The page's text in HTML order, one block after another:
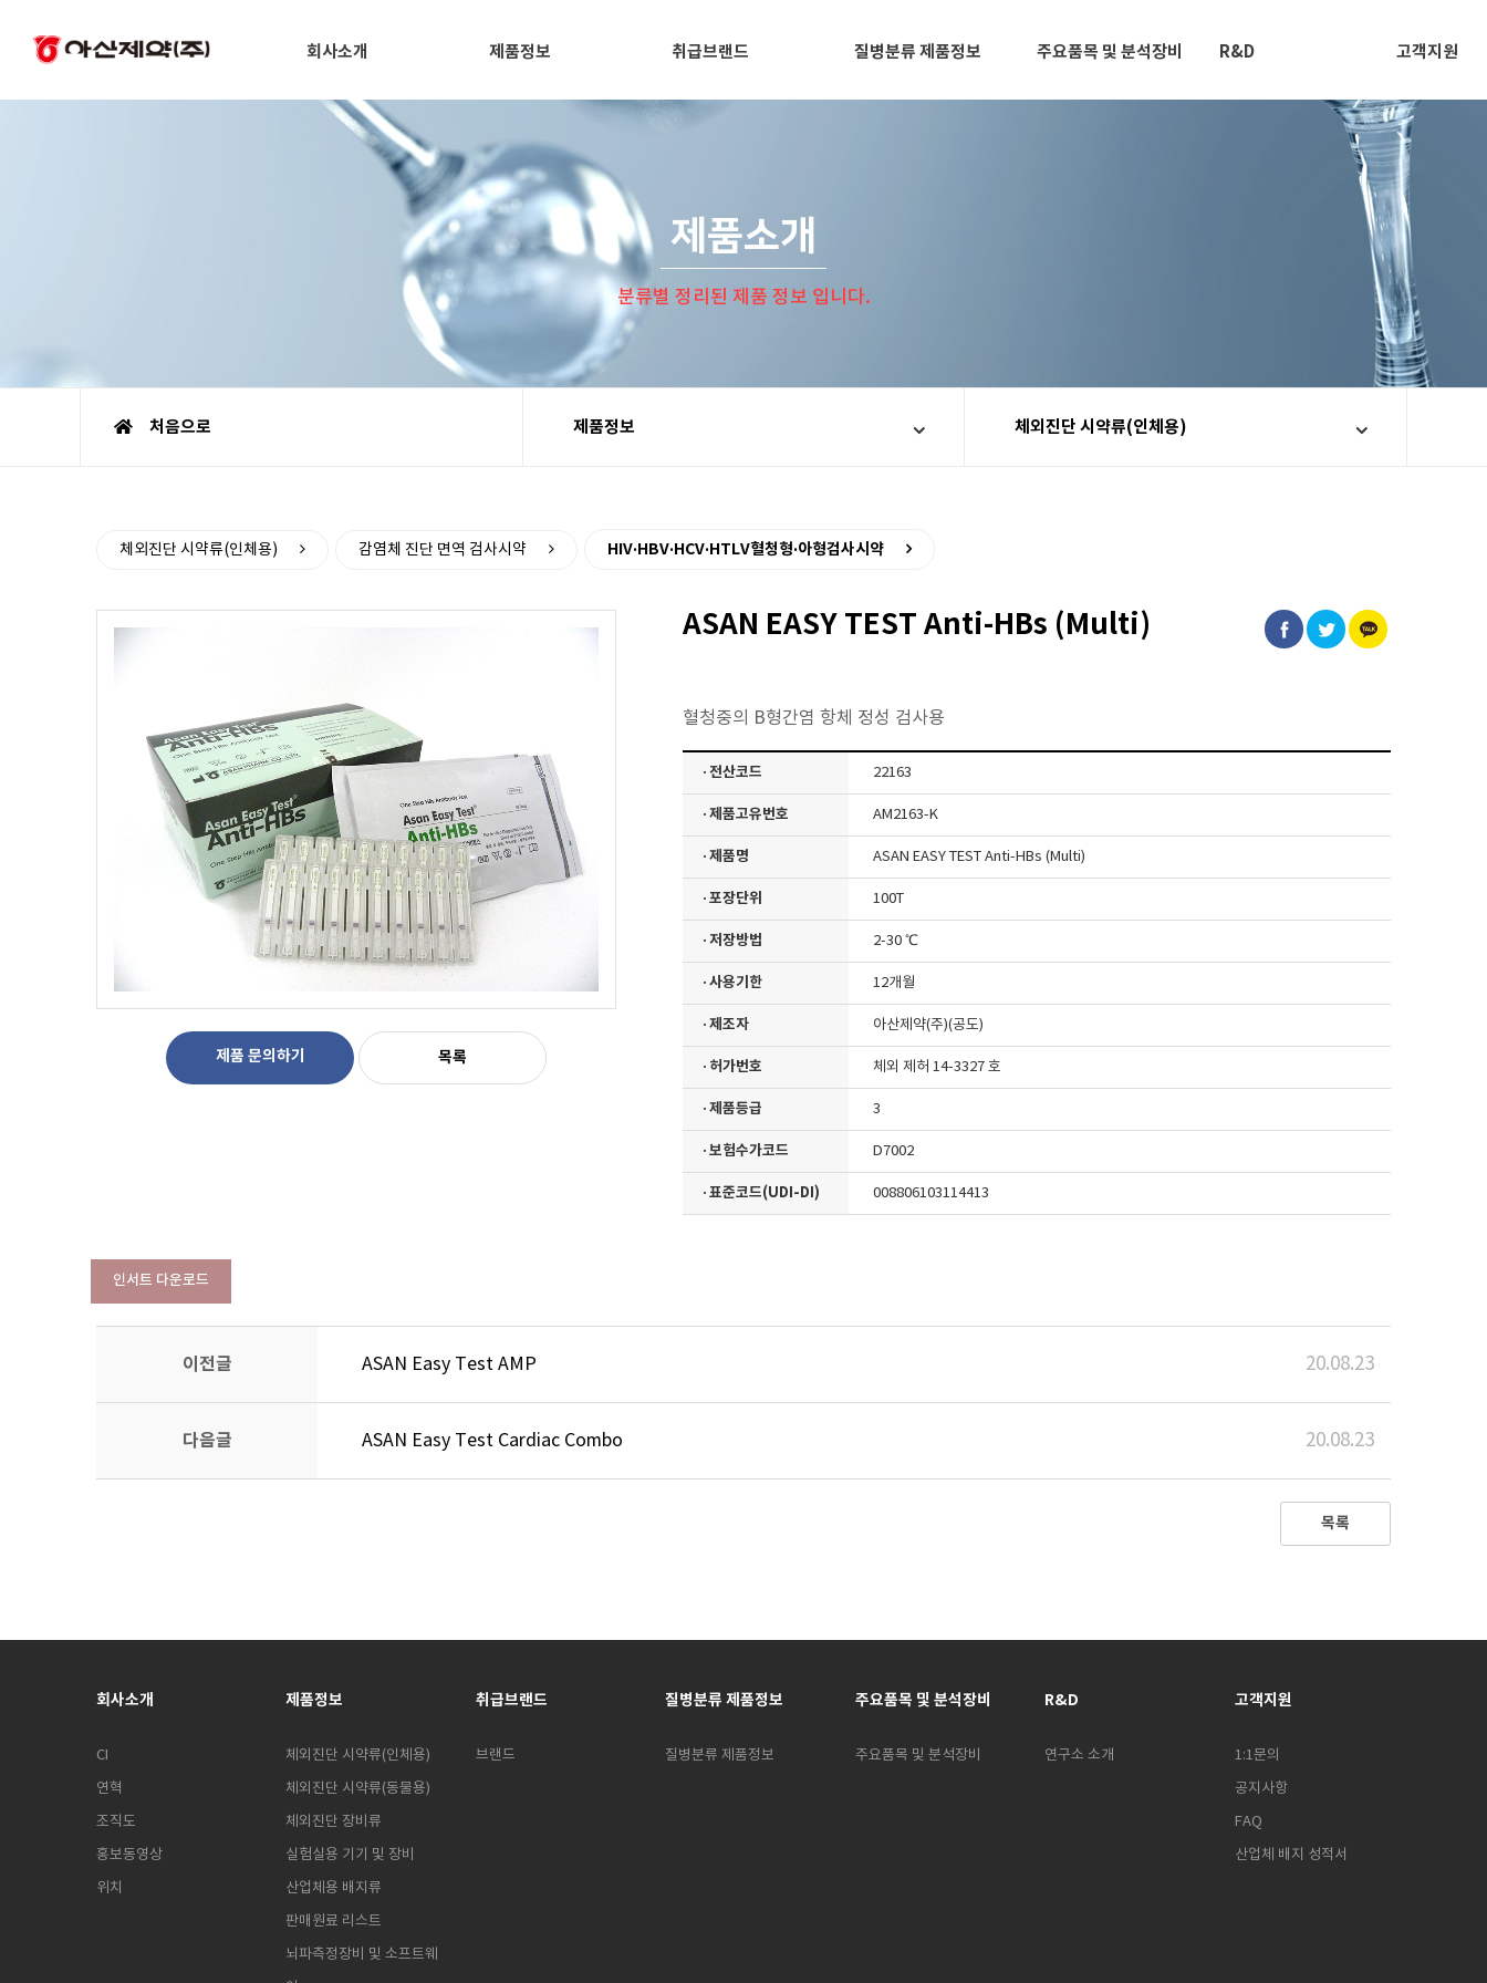
회사소개 제품정보 취급브랜드 질병분류 제품정보 주요품목 및 분석장비 R&D 고객지원
제품소개
분류별 정리된 제품 정보 입니다.
처음으로 제품정보 체외진단 시약류(인체용)
체외진단 시약류(인체용) 감염체 진단 면역 검사시약 HIV·HBV·HCV·HTLV혈청형·아형검사시약
제품 문의하기 목록
ASAN EASY TEST Anti-HBs (Multi)
혈청중의 B형간염 항체 정성 검사용
· 전산코드 22163
· 제품고유번호 AM2163-K
· 제품명 ASAN EASY TEST Anti-HBs (Multi)
· 포장단위 100T
· 저장방법 2-30 ℃
· 사용기한 12개월
· 제조자 아산제약(주)(공도)
· 허가번호 체외 제허 14-3327 호
· 제품등급 3
· 보험수가코드 D7002
· 표준코드(UDI-DI) 008806103114413
인서트 다운로드
이전글 ASAN Easy Test AMP 20.08.23
다음글 ASAN Easy Test Cardiac Combo 20.08.23
목록
회사소개
CI
연혁
조직도
홍보동영상
위치
제품정보
체외진단 시약류(인체용)
체외진단 시약류(동물용)
체외진단 장비류
실험실용 기기 및 장비
산업체용 배지류
판매원료 리스트
뇌파측정장비 및 소프트웨
취급브랜드
브랜드
질병분류 제품정보
질병분류 제품정보
주요품목 및 분석장비
주요품목 및 분석장비
R&D
연구소 소개
고객지원
1:1문의
공지사항
FAQ
산업체 배지 성적서